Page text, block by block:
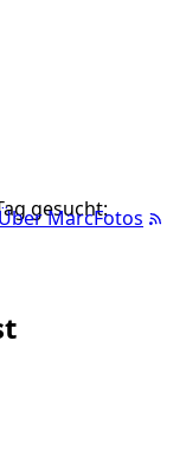
MarcFotos
gesucht: